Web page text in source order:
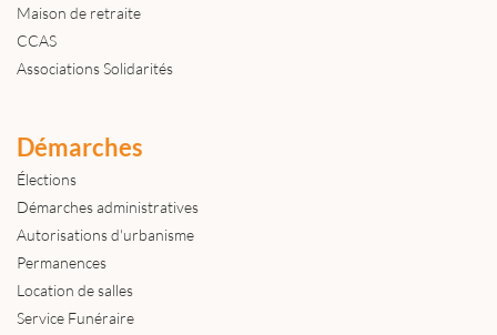
Maison de retraite
CCAS
Associations Solidarités
Démarches
Élections
Démarches administratives
Autorisations d'urbanisme
Permanences
Location de salles
Service Funéraire